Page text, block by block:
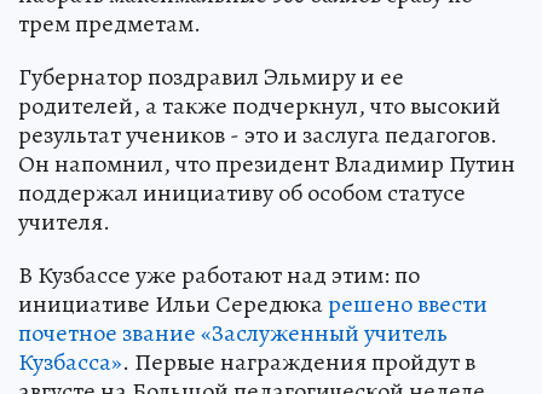
трем предметам.
Губернатор поздравил Эльмиру и ее
родителей, а также подчеркнул, что высокий
результат учеников - это и заслуга педагогов.
Он напомнил, что президент Владимир Путин
поддержал инициативу об особом статусе
учителя.
В Кузбассе уже работают над этим: по
инициативе Ильи Середюкарешено ввести
почетное звание «Заслуженный учитель
Кузбасса». Первые награждения пройдут в